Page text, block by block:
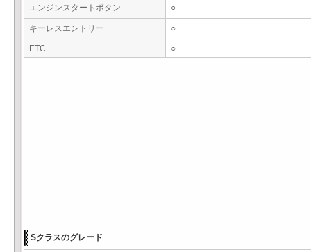
エンジンスタートボタン ○
キーレスエントリー ○
ETC ○
Sクラスのグレード